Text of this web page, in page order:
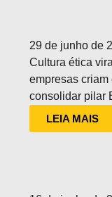
29 de junho de
Cultura ética
empresas
consolidar pilar
LEIA MAIS